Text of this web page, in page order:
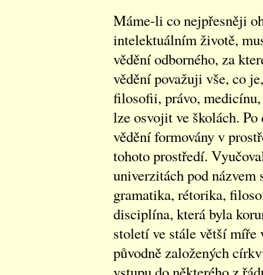
Máme-li co nejpřesněji
intelektuálním životě,
vědění odborného, za
vědění považuji vše, co
filosofii, právo,
lze osvojit ve školách.
vědění formovány v
tohoto prostředí.
univerzitách pod názvem
gramatika, rétorika,
disciplína, která byla
století ve stále větší
původně založených